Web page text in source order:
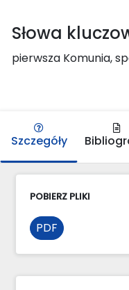
Słowa
pierwsza Komunia,
Szczegóły
POBIERZ PLIKI
PDF